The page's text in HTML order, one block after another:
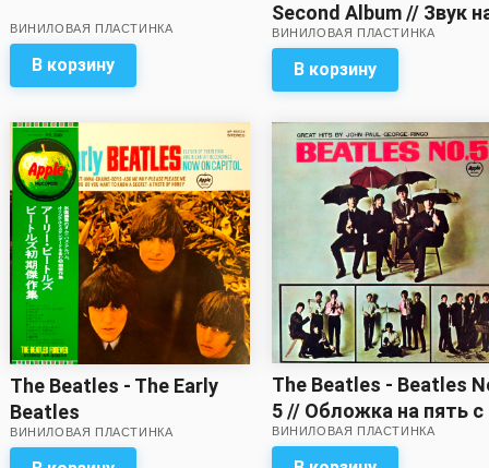
ВИНИЛОВАЯ ПЛАСТИНКА
В корзину
Second Album // Звук
пять с минусом!
ВИНИЛОВАЯ ПЛАСТИНКА
В корзину
The Beatles - The Early
Beatles
ВИНИЛОВАЯ ПЛАСТИНКА
The Beatles - Beatles
5 // Обложка на пять с
минусом! Вкладка с
разворотом – в
ВИНИЛОВАЯ ПЛАСТИНКА